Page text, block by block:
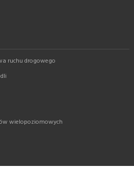
ruchu drogowego
wielopoziomowych